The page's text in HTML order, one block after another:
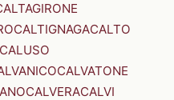
CALTIGNAGACALTO
CALUSO
CALVATONE
CALVERACALVI